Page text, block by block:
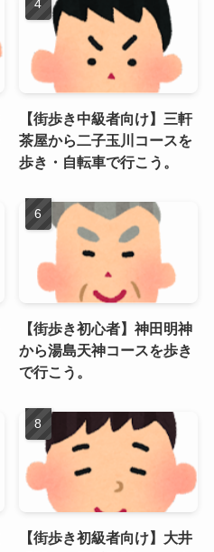
【街歩き中級者向け】三軒
茶屋から二子玉川コースを
歩き・自転車で行こう。
【街歩き初心者】神田明神
から湯島天神コースを歩き
で行こう。
【街歩き初級者向け】大井